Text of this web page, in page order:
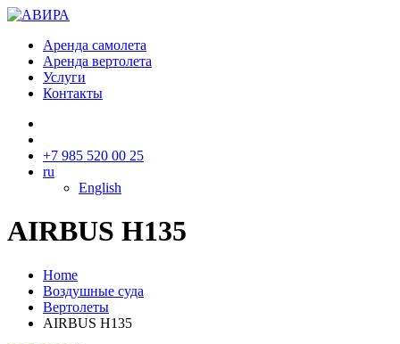
Аренда самолета
Аренда вертолета
Услуги
Контакты
+7 985 520 00 25
ru
English
AIRBUS H135
Home
Воздушные суда
Вертолеты
AIRBUS H135